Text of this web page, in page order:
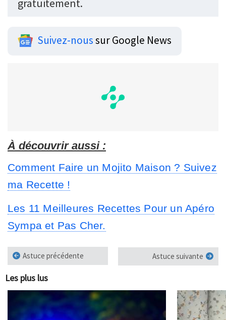
gratuitement.
Suivez-noussur Google News
À découvrir aussi :
Comment Faire un Mojito Maison ? Suivez
ma Recette !
Les 11 Meilleures Recettes Pour un Apéro
Sympa et Pas Cher.
Astuce précédente Astuce suivante
Les plus lus